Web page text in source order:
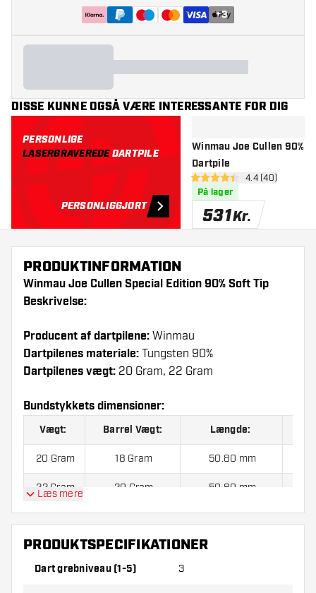
+3
DISSE KUNNE OGSÅ VÆRE INTERESSANTE FOR DIG
PERSONLIGE
LASERGRAVEREDEDARTPILE
PERSONLIGGJORT
Winmau Joe Cullen 90%
Dartpile
åbn
4.4 bedømmelsesstjerner
4.4 (40)
På lager
531Kr.
PRODUKTINFORMATION
Winmau Joe Cullen Special Edition 90% Soft Tip
Beskrivelse:
Producent af dartpilene: Winmau
Dartpilenes materiale: Tungsten 90%
Dartpilenes vægt: 20 Gram, 22 Gram
Bundstykkets dimensioner:
Vægt: Barrel Vægt: Længde:
20 Gram 18 Gram 50.80 mm
22 Gram 20 Gram 50.80 mm
Winmau Joe Cullen Special Edition 90% Soft Tip
Læs mere
PRODUKTSPECIFIKATIONER
Dart grebniveau (1-5) 3